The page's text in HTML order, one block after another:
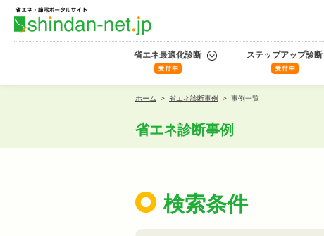
省エネ最適化診断 ステップアップ診断
ホーム > 省エネ診断事例 > 事例一覧
省エネ診断事例
検索条件